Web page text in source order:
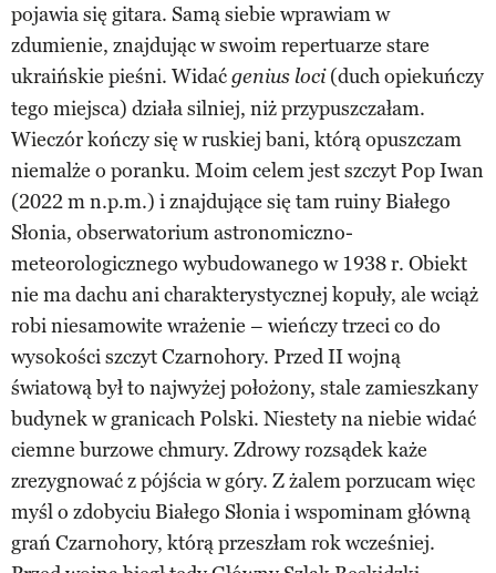
pojawia się gitara. Samą siebie wprawiam w
zdumienie, znajdując w swoim repertuarze stare
ukraińskie pieśni. Widaćgenius loci(duch opiekuńczy
tego miejsca) działa silniej, niż przypuszczałam.
Wieczór kończy się w ruskiej bani, którą opuszczam
niemalże o poranku. Moim celem jest szczyt Pop Iwan
(2022 m n.p.m.) i znajdujące się tam ruiny Białego
Słonia, obserwatorium astronomiczno-
meteorologicznego wybudowanego w 1938 r. Obiekt
nie ma dachu ani charakterystycznej kopuły, ale wciąż
robi niesamowite wrażenie – wieńczy trzeci co do
wysokości szczyt Czarnohory. Przed II wojną
światową był to najwyżej położony, stale zamieszkany
budynek w granicach Polski. Niestety na niebie widać
ciemne burzowe chmury. Zdrowy rozsądek każe
zrezygnować z pójścia w góry. Z żalem porzucam więc
myśl o zdobyciu Białego Słonia i wspominam główną
grań Czarnohory, którą przeszłam rok wcześniej.